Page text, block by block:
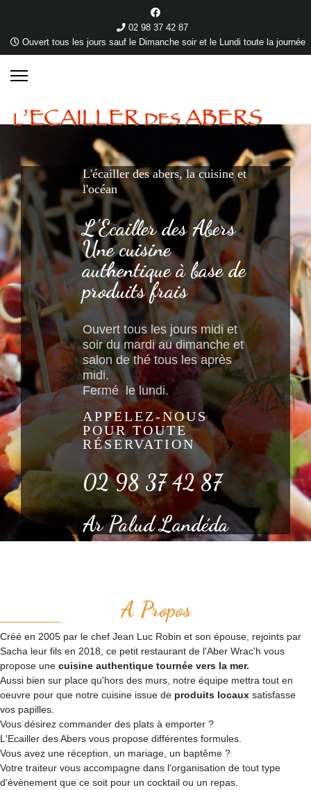
02 98 37 42 87
Ouvert tous les jours sauf le Dimanche soir et le Lundi toute la journée
L'écailler des abers, la cuisine et
l'océan
L'Ecailler des Abers
Une cuisine
authentique à base de
produits frais
Ouvert tous les jours midi et
soir du mardi au dimanche et
salon de thé tous les après
midi.
Fermé le lundi.
APPELEZ-NOUS
POUR TOUTE
RÉSERVATION
02 98 37 42 87
Ar Palud Landéda
A Propos
Créé en 2005 par le chef Jean Luc Robin et son épouse, rejoints par
Sacha leur fils en 2018, ce petit restaurant de l'Aber Wrac'h vous
propose une cuisine authentique tournée vers la mer.
Aussi bien sur place qu'hors des murs, notre équipe mettra tout en
oeuvre pour que notre cuisine issue de produits locaux satisfasse
vos papilles.
Vous désirez commander des plats à emporter ?
L'Ecailler des Abers vous propose différentes formules.
Vous avez une réception, un mariage, un baptême ?
Votre traiteur vous accompagne dans l'organisation de tout type
d'évènement que ce soit pour un cocktail ou un repas.